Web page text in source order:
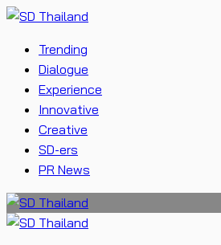
Trending
Dialogue
Experience
Innovative
Creative
SD-ers
PR News